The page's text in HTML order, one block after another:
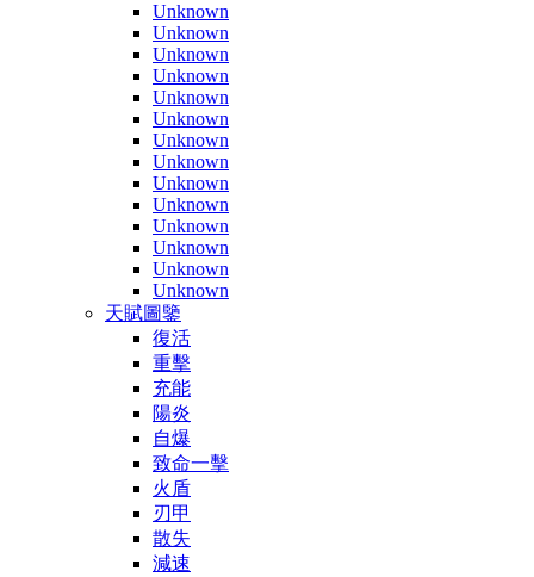
Unknown
Unknown
Unknown
Unknown
Unknown
Unknown
Unknown
Unknown
Unknown
Unknown
Unknown
Unknown
Unknown
Unknown
天賦圖鑒
復活
重擊
充能
陽炎
自爆
致命一擊
火盾
刃甲
散失
減速